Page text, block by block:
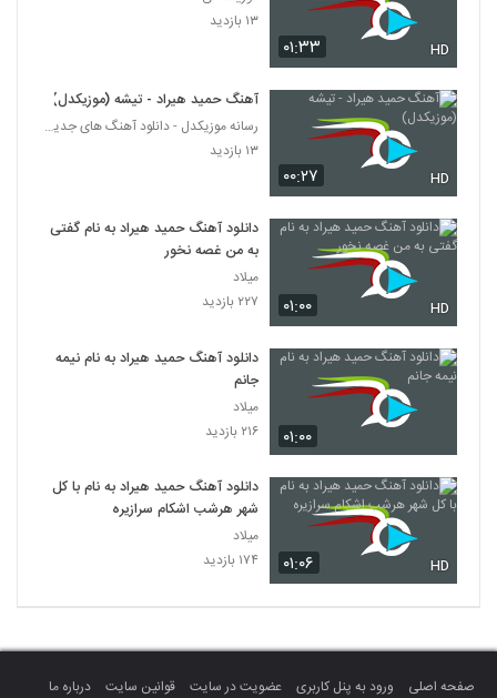
۰۱:۳۳ HD
۱۳ بازدید
۰۰:۲۷ HD
آهنگ حمید هیراد - تیشه (موزیکدل)
رسانه موزیکدل - دانلود آهنگ های جدید و پرطرفدار
۱۳ بازدید
۰۱:۰۰ HD
دانلود آهنگ حمید هیراد به نام گفتی
به من غصه نخور
میلاد
۲۲۷ بازدید
۰۱:۰۰
دانلود آهنگ حمید هیراد به نام نیمه
جانم
میلاد
۲۱۶ بازدید
۰۱:۰۶ HD
دانلود آهنگ حمید هیراد به نام با کل
شهر هرشب اشکام سرازیره
میلاد
۱۷۴ بازدید
صفحه اصلی ورود به پنل کاربری عضویت در سایت قوانین سایت درباره ما